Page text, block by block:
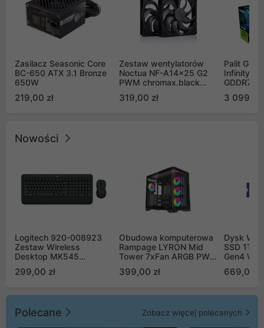
Zasilacz Seasonic Core
BC-650 ATX 3.1 Bronze
650W
219,00 zł
Zestaw wentylatorów
Noctua NF-A14x25 G2
PWM chromax.black
Push Pull (2szt)
319,00 zł
Palit
Infinity 3
GDDR7
GB2050S)
3 099,00
Nowości
Logitech 920-008923
Zestaw Wireless
Desktop MK545
299,00 zł
Obudowa komputerowa
Rampage LYRON Mid
Tower 7xFan ARGB PWM
399,00 zł
Dysk WD
SSD 1TB
Gen4
669,00
Polecane Zobacz więcej polecanych